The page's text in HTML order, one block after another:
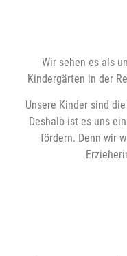
Wir sehen es als
Kindergärten in der
Unsere Kinder sind
Deshalb ist es uns
fördern. Denn wir